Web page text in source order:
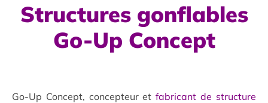
Structures gonflables
Go-Up Concept
Go-Up Concept, concepteur etfabricant de structure